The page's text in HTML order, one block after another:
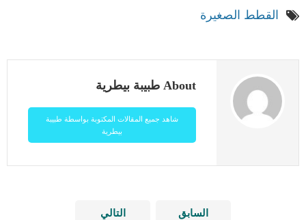
القطط الصغيرة
About طبيبة بيطرية
شاهد جميع المقالات المكتوبة بواسطة طبيبة
بيطرية
السابق التالي